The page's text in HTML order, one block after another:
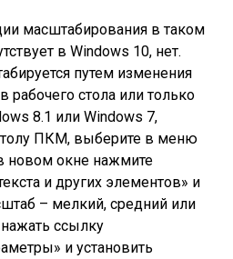
масштабирования в таком
в Windows 10, нет.
путем изменения
рабочего стола или только
8.1 или Windows 7,
ПКМ, выберите в меню
новом окне нажмите
и других элементов» и
– мелкий, средний или
ссылку
и установить